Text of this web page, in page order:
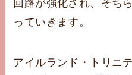
回路が強化され、そち
っていきます。
アイルランド・トリニ